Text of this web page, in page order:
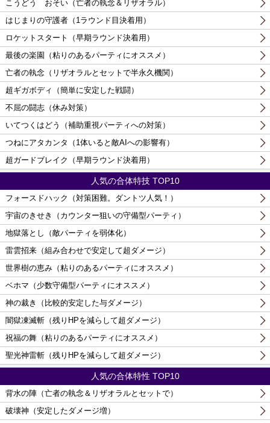
こうどう おそい（亡者の執念＆リザオラル）
はじまりの守護者（1ラウンド目決着用）
ロケットスタート（早期ラウンド決着用）
最後の楽園（粘りのあるパーティにオススメ）
亡者の執念（リザオラルとセットで半永久機関）
超ギガボディ（簡単に安定した戦闘）
不屈の闘志（休み対策）
いてつくはどう（補助重視パーティへの対策）
つねにアタカンタ（1体いると敵AIへの影響有）
超ガードブレイク（早期ラウンド決着用）
人気の合体特技 TOP10
フォースドハック（対策困難。ダントツ人気！）
宇宙のきせき（カウンター狙いの守備型パーティ）
地獄落とし（敵パーティを弱体化）
雷雲招来（組み合わせで安定して超ダメージ）
世界樹の恵み（粘りのあるパーティにオススメ）
ベホマ（少数守備型パーティにオススメ）
神の裁き（比較的安定した与ダメージ）
闇獄凍滅斬（残りHPを減らして超ダメージ）
祝福の舞（粘りのあるパーティにオススメ）
聖光神雷斬（残りHPを減らして超ダメージ）
人気の合体特性 TOP10
背水の陣（亡者の執念＆リザオラルとセットで）
破壊神（安定したダメージ増）